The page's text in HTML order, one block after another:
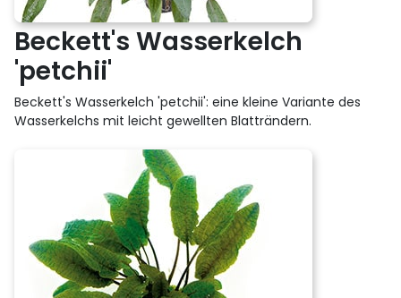
Beckett's Wasserkelch
'petchii'
Beckett's Wasserkelch 'petchii': eine kleine Variante des
Wasserkelchs mit leicht gewellten Blatträndern.